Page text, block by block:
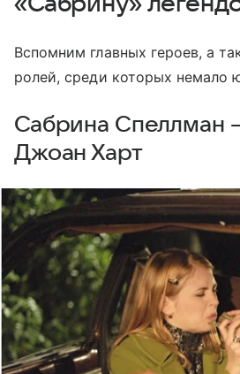
Вспомним главных героев, а
ролей, среди которых немало
Сабрина Спеллман
Джоан Харт